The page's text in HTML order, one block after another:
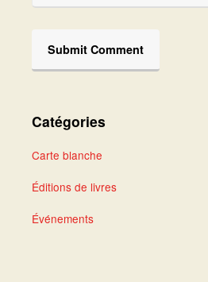
Catégories
Carte blanche
Éditions de livres
Événements